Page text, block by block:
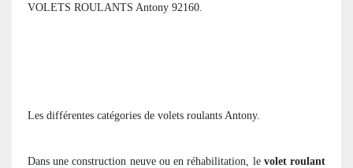
VOLETS ROULANTS Antony 92160.
Les différentes catégories de volets roulants Antony.
Dans une construction neuve ou en réhabilitation, le volet roulant